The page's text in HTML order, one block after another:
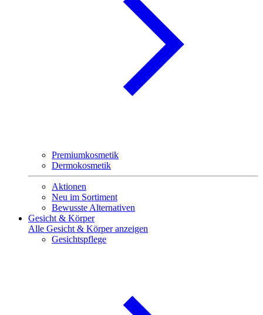
Premiumkosmetik
Dermokosmetik
Aktionen
Neu im Sortiment
Bewusste Alternativen
Gesicht & Körper
Alle Gesicht & Körper anzeigen
Gesichtspflege